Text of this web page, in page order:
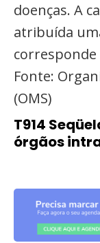
doenças. A
atribuída
corresponde
Fonte:
(OMS)
T914
órgãos